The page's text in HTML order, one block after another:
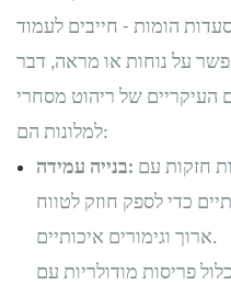
הומות - חייבים לעמוד
על נוחות או מראה, דבר
העיקריים של ריהוט מסחרי
למלונות הם:
בנייה עמידה: חזקות עם
כדי לספק חוזק לטווח
ארוך וגימורים איכותיים.
פריסות מודולריות עם